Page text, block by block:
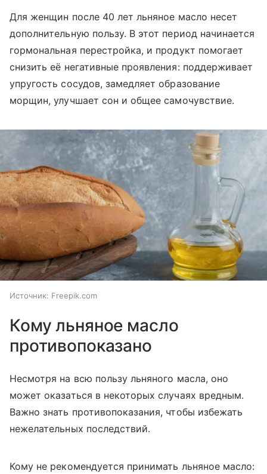
Для женщин после 40 лет льняное масло несет
дополнительную пользу. В этот период начинается
гормональная перестройка, и продукт помогает
снизить её негативные проявления: поддерживает
упругость сосудов, замедляет образование
морщин, улучшает сон и общее самочувствие.
Источник: Freepik.com
Кому льняное масло
противопоказано
Несмотря на всю пользу льняного масла, оно
может оказаться в некоторых случаях вредным.
Важно знать противопоказания, чтобы избежать
нежелательных последствий.
Кому не рекомендуется принимать льняное масло: